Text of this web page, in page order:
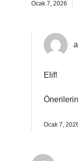
Ocak 7, 2026
Elif!
Ocak 7,